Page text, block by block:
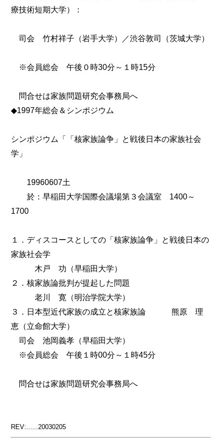
療技術短期大学）：
司会 竹村祥子（岩手大学）／渋谷敦司（茨城大学）
※会員総会 午後０時30分～１時15分
問合せは家族問題研究会事務局へ
◆1997年総会＆シンポジウム
シンポジウム「「核家族論争」と戦後日本の家族社会
学」
19960607土
於：早稲田大学国際会議場第３会議室 1400～
1700
１．ディスコースとしての「核家族論争」と戦後日本の
家族社会学
木戸 功（早稲田大学）
２．核家族論批判が提起した問題
老川 寛（明治学院大学）
３．日本型近代家族の成立と核家族論 熊原 理
恵（立命館大学）
司会 池岡義孝（早稲田大学）
※会員総会 午後１時00分～１時45分
問合せは家族問題研究会事務局へ
REV:......20030205